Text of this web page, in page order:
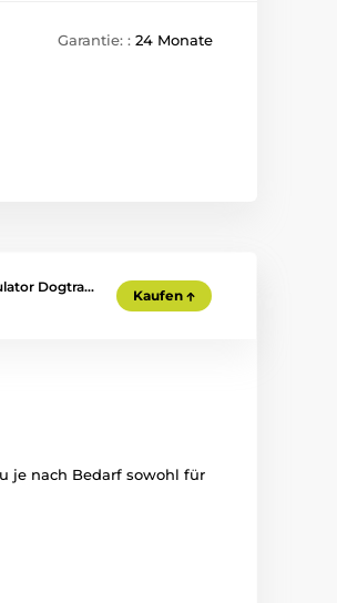
Garantie: : 24 Monate
Dogtra…
Kaufen
je nach Bedarf sowohl für